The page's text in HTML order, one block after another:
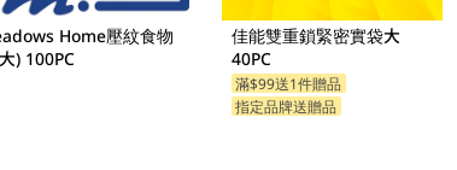
Home壓紋食物
) 100PC
佳能雙重鎖緊密實袋大
40PC
滿$99送1件贈品
指定品牌送贈品